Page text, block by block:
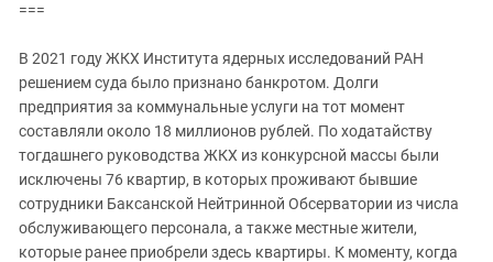
===
В 2021 году ЖКХ Института ядерных исследований РАН
решением суда было признано банкротом. Долги
предприятия за коммунальные услуги на тот момент
составляли около 18 миллионов рублей. По ходатайству
тогдашнего руководства ЖКХ из конкурсной массы были
исключены 76 квартир, в которых проживают бывшие
сотрудники Баксанской Нейтринной Обсерватории из числа
обслуживающего персонала, а также местные жители,
которые ранее приобрели здесь квартиры. К моменту, когда